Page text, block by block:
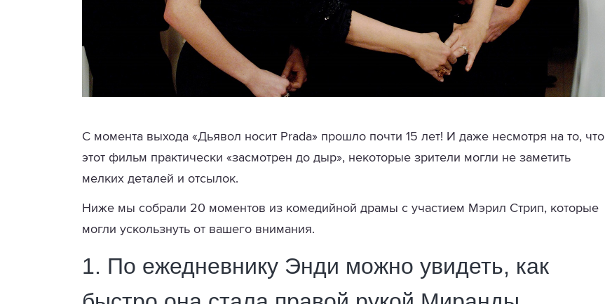
С момента выхода «Дьявол носит Prada» прошло почти 15 лет! И даже несмотря на то, что
этот фильм практически «засмотрен до дыр», некоторые зрители могли не заметить
мелких деталей и отсылок.
Ниже мы собрали 20 моментов из комедийной драмы с участием Мэрил Стрип, которые
могли ускользнуть от вашего внимания.
1. По ежедневнику Энди можно увидеть, как